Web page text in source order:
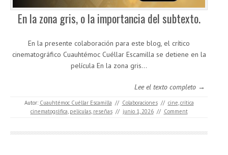
En la zona gris, o la importancia del subtexto.
En la presente colaboración para este blog, el crítico
cinematográfico Cuauhtémoc Cuéllar Escamilla se detiene en la
película En la zona gris...
Lee el texto completo →
Autor: Cuauhtémoc Cuéllar Escamilla // Colaboraciones // cine crítica
cinematográfica películas, reseñas // junio 1, 2026 // Comment